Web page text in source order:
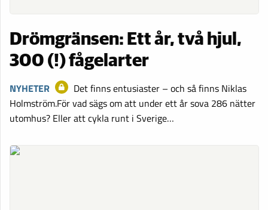
Drömgränsen: Ett år, två hjul,
300 (!) fågelarter
NYHETER
Det finns entusiaster – och så finns Niklas
Holmström.För vad sägs om att under ett år sova 286 nätter
utomhus? Eller att cykla runt i Sverige…